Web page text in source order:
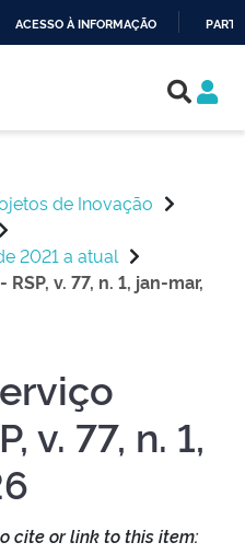
ACESSO À INFORMAÇÃO
de Inovação
2021 a atual
v. 77, n. 1, jan-mar,
v. 77, n. 1,
cite or link to this item: